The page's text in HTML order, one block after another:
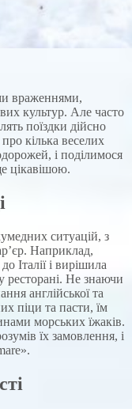
враженнями,
культур. Але часто
поїздки дійсно
кілька веселих
і поділимося
цікавішою.
ситуацій, з
Наприклад,
Італії і вирішила
ресторані. Не знаючи
англійської та
піци та пасти, їм
морських їжаків.
їх замовлення, і